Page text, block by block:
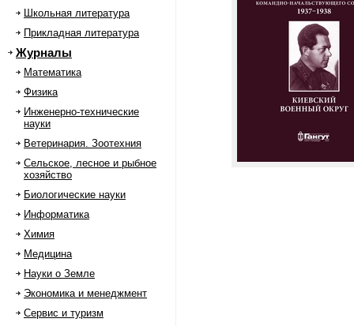
Школьная литература
Прикладная литература
Журналы
Математика
Физика
Инженерно-технические
науки
Ветеринария. Зоотехния
Сельское, лесное и рыбное
хозяйство
Биологические науки
Информатика
Химия
Медицина
Науки о Земле
Экономика и менеджмент
Сервис и туризм